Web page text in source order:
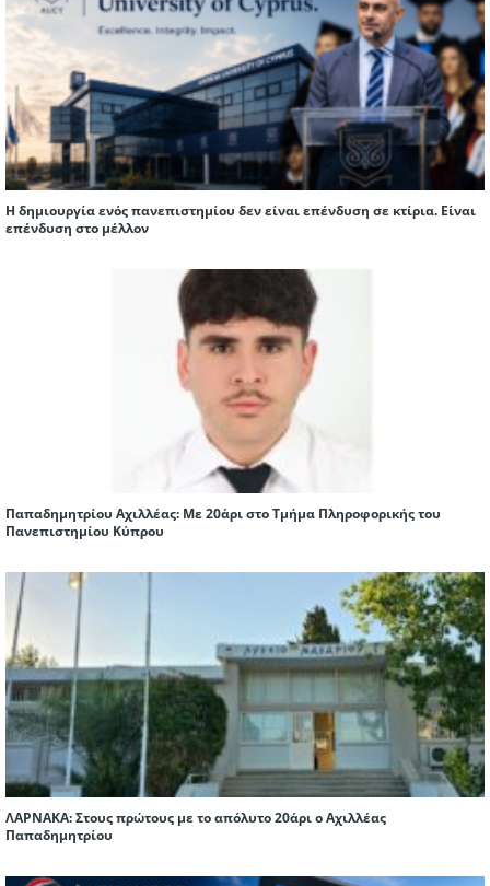
Η δημιουργία ενός πανεπιστημίου δεν είναι επένδυση σε κτίρια. Είναι
επένδυση στο μέλλον
Παπαδημητρίου Αχιλλέας: Με 20άρι στο Τμήμα Πληροφορικής του
Πανεπιστημίου Κύπρου
ΛΑΡΝΑΚΑ: Στους πρώτους με το απόλυτο 20άρι ο Αχιλλέας
Παπαδημητρίου